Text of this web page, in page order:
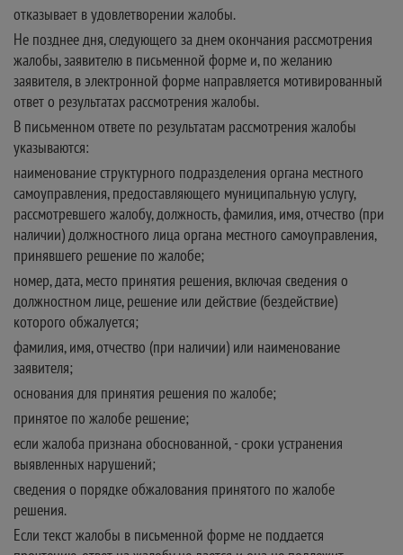
отказывает в удовлетворении жалобы.
Не позднее дня, следующего за днем окончания рассмотрения
жалобы, заявителю в письменной форме и, по желанию
заявителя, в электронной форме направляется мотивированный
ответ о результатах рассмотрения жалобы.
В письменном ответе по результатам рассмотрения жалобы
указываются:
наименование структурного подразделения органа местного
самоуправления, предоставляющего муниципальную услугу,
рассмотревшего жалобу, должность, фамилия, имя, отчество (при
наличии) должностного лица органа местного самоуправления,
принявшего решение по жалобе;
номер, дата, место принятия решения, включая сведения о
должностном лице, решение или действие (бездействие)
которого обжалуется;
фамилия, имя, отчество (при наличии) или наименование
заявителя;
основания для принятия решения по жалобе;
принятое по жалобе решение;
если жалоба признана обоснованной, - сроки устранения
выявленных нарушений;
сведения о порядке обжалования принятого по жалобе
решения.
Если текст жалобы в письменной форме не поддается